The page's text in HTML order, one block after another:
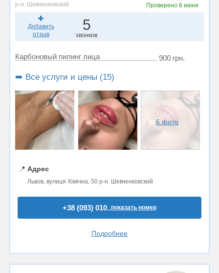
р-н. Шевченковский Проверено6 июня
Добавить
отзыв
5
звонков
Карбоновый пилинг лица 900 грн.
➡️ Все услуги и цены (15)
6 фото
📍 Адрес
Львов, вулиця Хімічна, 50 р-н. Шевченковский
+38 (093) 010..показать номер
Подробнее